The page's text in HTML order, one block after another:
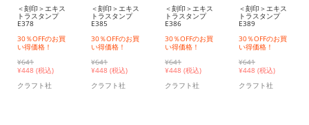
＜刻印＞エキス
トラスタンプ
E378
30％OFFのお買
い得価格！
¥641
¥448 (税込)
クラフト社
＜刻印＞エキス
トラスタンプ
E385
30％OFFのお買
い得価格！
¥641
¥448 (税込)
クラフト社
＜刻印＞エキス
トラスタンプ
E386
30％OFFのお買
い得価格！
¥641
¥448 (税込)
クラフト社
＜刻印＞エキス
トラスタンプ
E389
30％OFFのお買
い得価格！
¥641
¥448 (税込)
クラフト社